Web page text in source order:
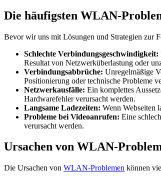
Die häufigsten WLAN-
Bevor wir uns mit Lösungen und Strategien zur
Schlechte Verbindungsgeschwindigkeit:
Resultat von Netzwerküberlastung oder
Verbindungsabbrüche: Unregelmäßige
Positionierung oder technische Probleme
Netzwerkausfälle: Ein komplettes
Hardwarefehler verursacht werden.
Langsame Ladezeiten: Wenn Webseiten
Probleme bei Videoanrufen: Eine
verursacht werden.
Ursachen von WLAN-
Die Ursachen von WLAN-Problemen können